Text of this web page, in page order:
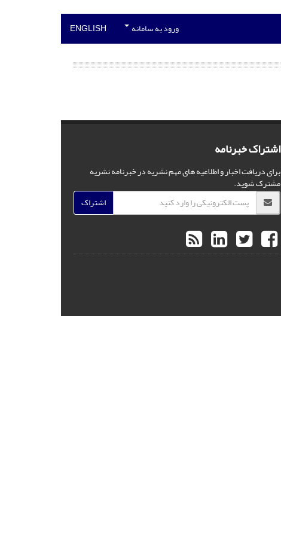
ورود به سامانه ENGLISH
اشتراک خبرنامه
برای دریافت اخبار و اطلاعیه های مهم نشریه در خبرنامه نشریه
مشترک شوید.
اشتراک